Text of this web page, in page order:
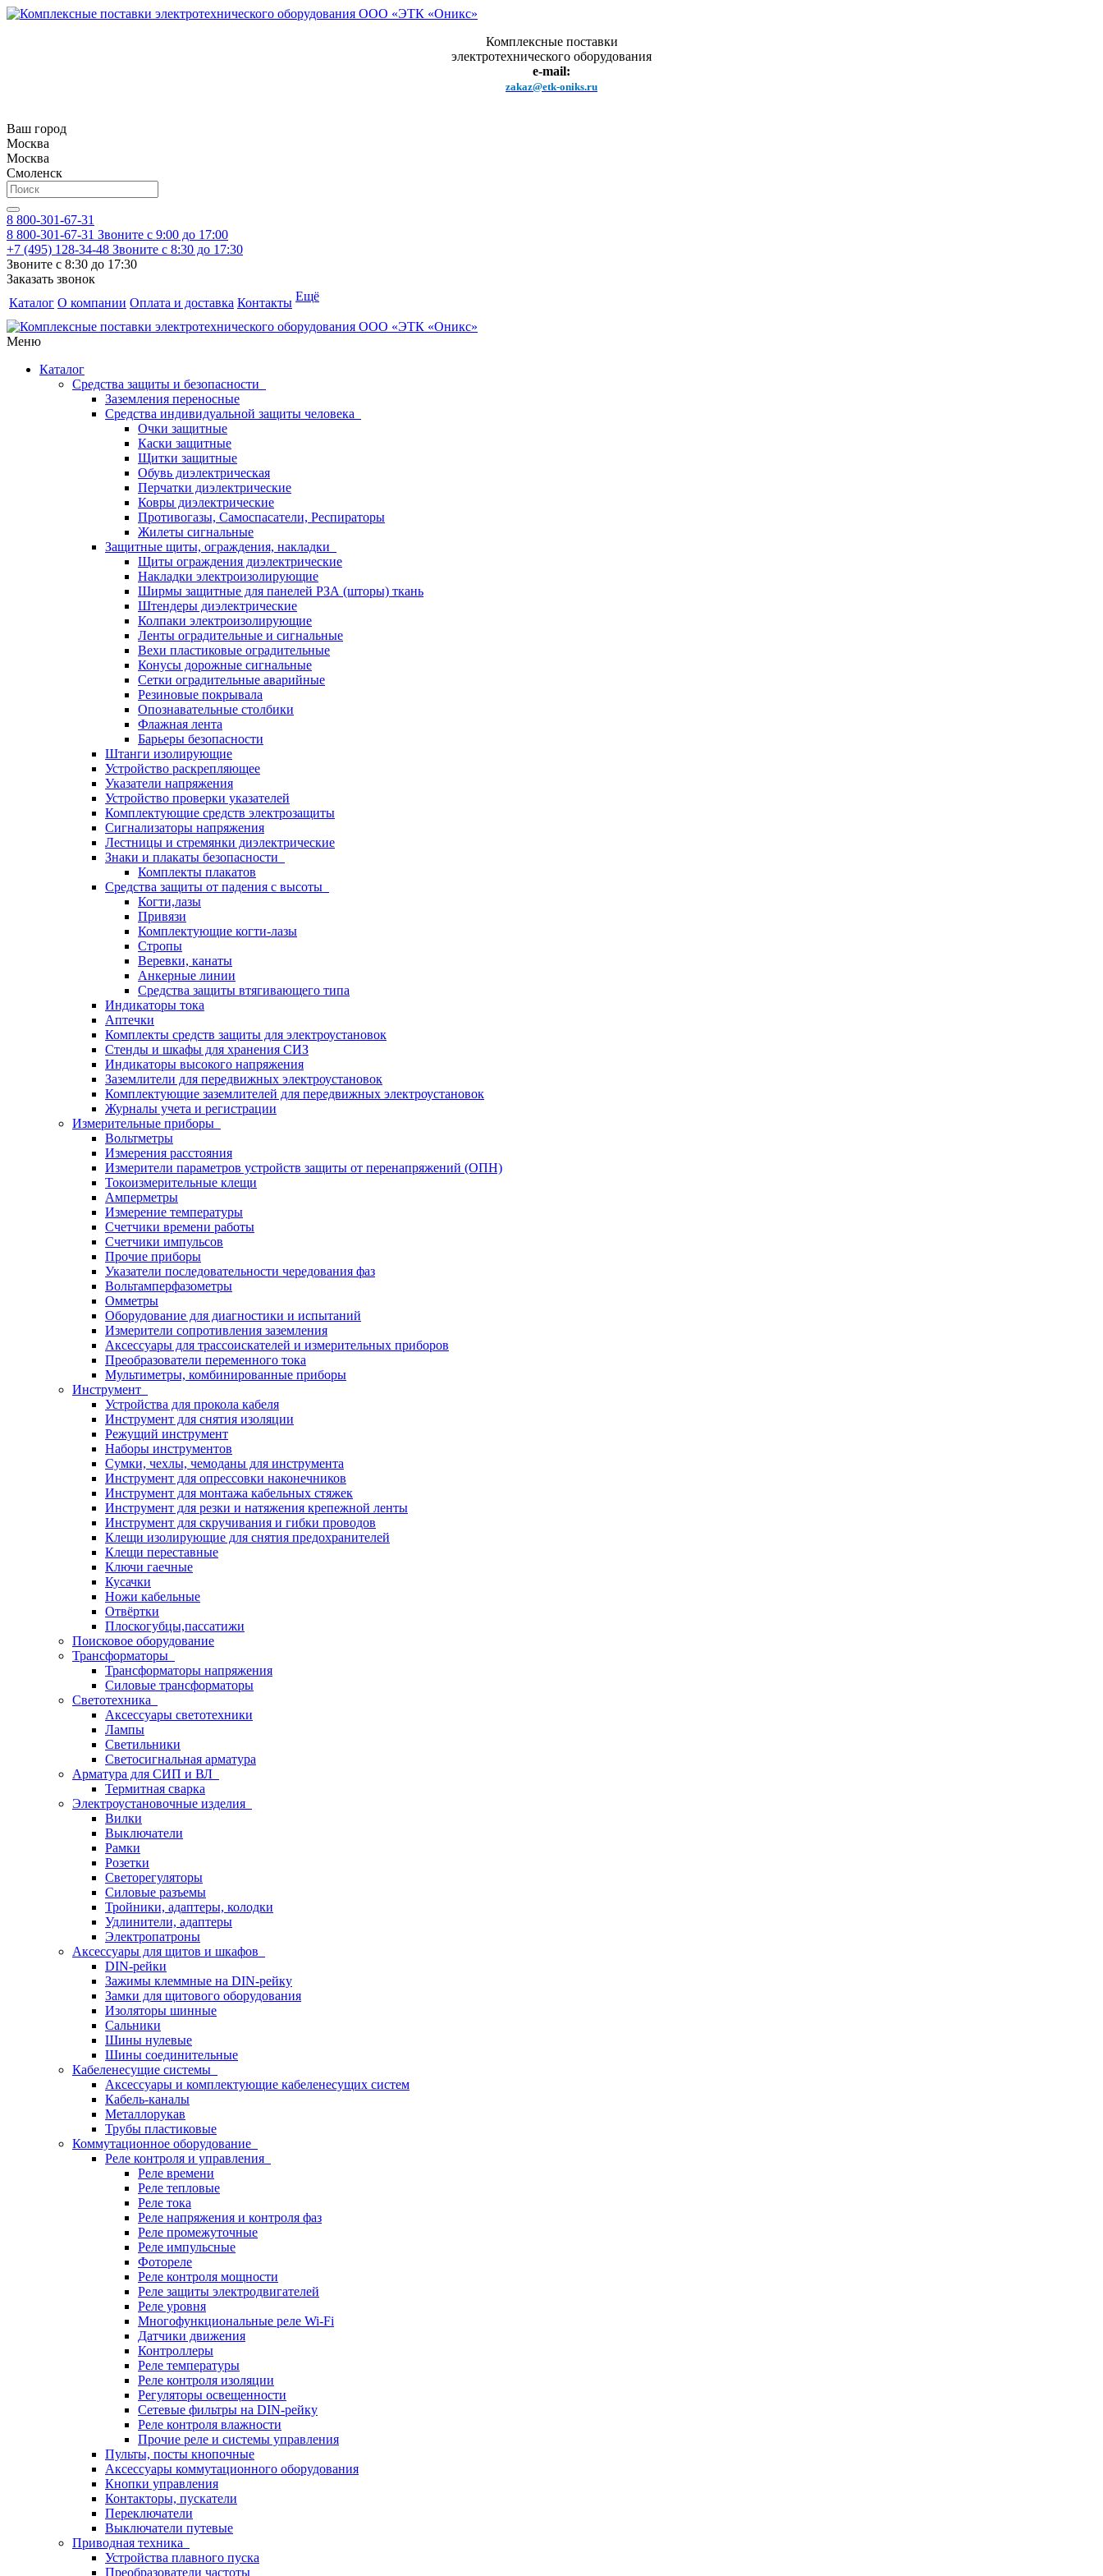
Комплексные поставки
электротехнического оборудования
e-mail:
zakaz@etk-oniks.ru
Ваш город
Москва
Москва
Смоленск
8 800-301-67-31
8 800-301-67-31 Звоните с 9:00 до 17:00
+7 (495) 128-34-48 Звоните с 8:30 до 17:30
Звоните с 8:30 до 17:30
Заказать звонок
Каталог О компании Оплата и доставка Контакты Ещё
Меню
Каталог
Средства защиты и безопасности
Заземления переносные
Средства индивидуальной защиты человека
Очки защитные
Каски защитные
Щитки защитные
Обувь диэлектрическая
Перчатки диэлектрические
Ковры диэлектрические
Противогазы, Самоспасатели, Респираторы
Жилеты сигнальные
Защитные щиты, ограждения, накладки
Щиты ограждения диэлектрические
Накладки электроизолирующие
Ширмы защитные для панелей РЗА (шторы) ткань
Штендеры диэлектрические
Колпаки электроизолирующие
Ленты оградительные и сигнальные
Вехи пластиковые оградительные
Конусы дорожные сигнальные
Сетки оградительные аварийные
Резиновые покрывала
Опознавательные столбики
Флажная лента
Барьеры безопасности
Штанги изолирующие
Устройство раскрепляющее
Указатели напряжения
Устройство проверки указателей
Комплектующие средств электрозащиты
Сигнализаторы напряжения
Лестницы и стремянки диэлектрические
Знаки и плакаты безопасности
Комплекты плакатов
Средства защиты от падения с высоты
Когти,лазы
Привязи
Комплектующие когти-лазы
Стропы
Веревки, канаты
Анкерные линии
Средства защиты втягивающего типа
Индикаторы тока
Аптечки
Комплекты средств защиты для электроустановок
Стенды и шкафы для хранения СИЗ
Индикаторы высокого напряжения
Заземлители для передвижных электроустановок
Комплектующие заземлителей для передвижных электроустановок
Журналы учета и регистрации
Измерительные приборы
Вольтметры
Измерения расстояния
Измерители параметров устройств защиты от перенапряжений (ОПН)
Токоизмерительные клещи
Амперметры
Измерение температуры
Счетчики времени работы
Счетчики импульсов
Прочие приборы
Указатели последовательности чередования фаз
Вольтамперфазометры
Омметры
Оборудование для диагностики и испытаний
Измерители сопротивления заземления
Аксессуары для трассоискателей и измерительных приборов
Преобразователи переменного тока
Мультиметры, комбинированные приборы
Инструмент
Устройства для прокола кабеля
Инструмент для снятия изоляции
Режущий инструмент
Наборы инструментов
Сумки, чехлы, чемоданы для инструмента
Инструмент для опрессовки наконечников
Инструмент для монтажа кабельных стяжек
Инструмент для резки и натяжения крепежной ленты
Инструмент для скручивания и гибки проводов
Клещи изолирующие для снятия предохранителей
Клещи переставные
Ключи гаечные
Кусачки
Ножи кабельные
Отвёртки
Плоскогубцы,пассатижи
Поисковое оборудование
Трансформаторы
Трансформаторы напряжения
Силовые трансформаторы
Светотехника
Аксессуары светотехники
Лампы
Светильники
Светосигнальная арматура
Арматура для СИП и ВЛ
Термитная сварка
Электроустановочные изделия
Вилки
Выключатели
Рамки
Розетки
Светорегуляторы
Силовые разъемы
Тройники, адаптеры, колодки
Удлинители, адаптеры
Электропатроны
Аксессуары для щитов и шкафов
DIN-рейки
Зажимы клеммные на DIN-рейку
Замки для щитового оборудования
Изоляторы шинные
Сальники
Шины нулевые
Шины соединительные
Кабеленесущие системы
Аксессуары и комплектующие кабеленесущих систем
Кабель-каналы
Металлорукав
Трубы пластиковые
Коммутационное оборудование
Реле контроля и управления
Реле времени
Реле тепловые
Реле тока
Реле напряжения и контроля фаз
Реле промежуточные
Реле импульсные
Фотореле
Реле контроля мощности
Реле защиты электродвигателей
Реле уровня
Многофункциональные реле Wi-Fi
Датчики движения
Контроллеры
Реле температуры
Реле контроля изоляции
Регуляторы освещенности
Сетевые фильтры на DIN-рейку
Реле контроля влажности
Прочие реле и системы управления
Пульты, посты кнопочные
Аксессуары коммутационного оборудования
Кнопки управления
Контакторы, пускатели
Переключатели
Выключатели путевые
Приводная техника
Устройства плавного пуска
Преобразователи частоты